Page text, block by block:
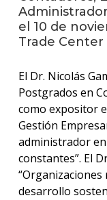
el 10 de
Trade
El Dr. Nicolás
Postgrados en
como expositor
Gestión
administrador
constantes”. El
desarrollo